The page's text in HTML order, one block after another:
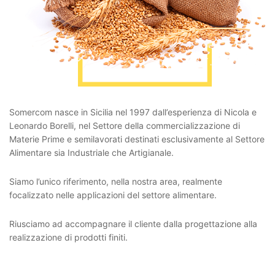
Somercom nasce in Sicilia nel 1997 dall’esperienza di Nicola e
Leonardo Borelli, nel Settore della commercializzazione di
Materie Prime e semilavorati destinati esclusivamente al Settore
Alimentare sia Industriale che Artigianale.
Siamo l’unico riferimento, nella nostra area, realmente
focalizzato nelle applicazioni del settore alimentare.
Riusciamo ad accompagnare il cliente dalla progettazione alla
realizzazione di prodotti finiti.